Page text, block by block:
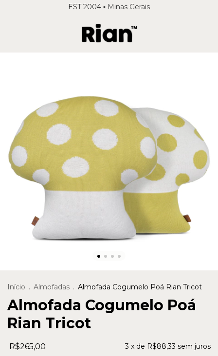
EST 2004 ▪️ Minas Gerais
Início . Almofadas . Almofada Cogumelo Poá Rian Tricot
Almofada Cogumelo Poá
Rian Tricot
R$265,00 3 x de R$88,33 sem juros